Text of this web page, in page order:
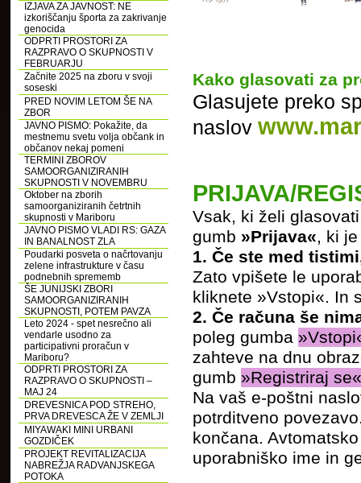
IZJAVA ZA JAVNOST: NE
izkoriščanju športa za zakrivanje
genocida
ODPRTI PROSTORI ZA
RAZPRAVO O SKUPNOSTI V
FEBRUARJU
Začnite 2025 na zboru v svoji
soseski
PRED NOVIM LETOM ŠE NA
ZBOR
JAVNO PISMO: Pokažite, da
mestnemu svetu volja občank in
občanov nekaj pomeni
TERMINI ZBOROV
SAMOORGANIZIRANIH
SKUPNOSTI V NOVEMBRU
Oktober na zborih
samoorganiziranih četrtnih
skupnosti v Mariboru
JAVNO PISMO VLADI RS: GAZA
IN BANALNOST ZLA
Poudarki posveta o načrtovanju
zelene infrastrukture v času
podnebnih sprememb
ŠE JUNIJSKI ZBORI
SAMOORGANIZIRANIH
SKUPNOSTI, POTEM PAVZA
Leto 2024 - spet nesrečno ali
vendarle usodno za
participativni proračun v
Mariboru?
ODPRTI PROSTORI ZA
RAZPRAVO O SKUPNOSTI –
MAJ 24
DREVESNICA POD STREHO,
PRVA DREVESCA ŽE V ZEMLJI
MIYAWAKI MINI URBANI
GOZDIČEK
PROJEKT REVITALIZACIJA
NABREŽJA RADVANJSKEGA
POTOKA
Kako glasovati za
Glasujete preko
naslov
PRIJAVA/
Vsak, ki želi
gumb »Prijava«, ki
1. Če ste med
Zato vpišete le
kliknete »Vstopi«. In
2. Če računa še
poleg gumba
zahteve na dnu
gumb »Registriraj se«
Na vaš e-poštni
potrditveno
končana.
uporabniško ime in